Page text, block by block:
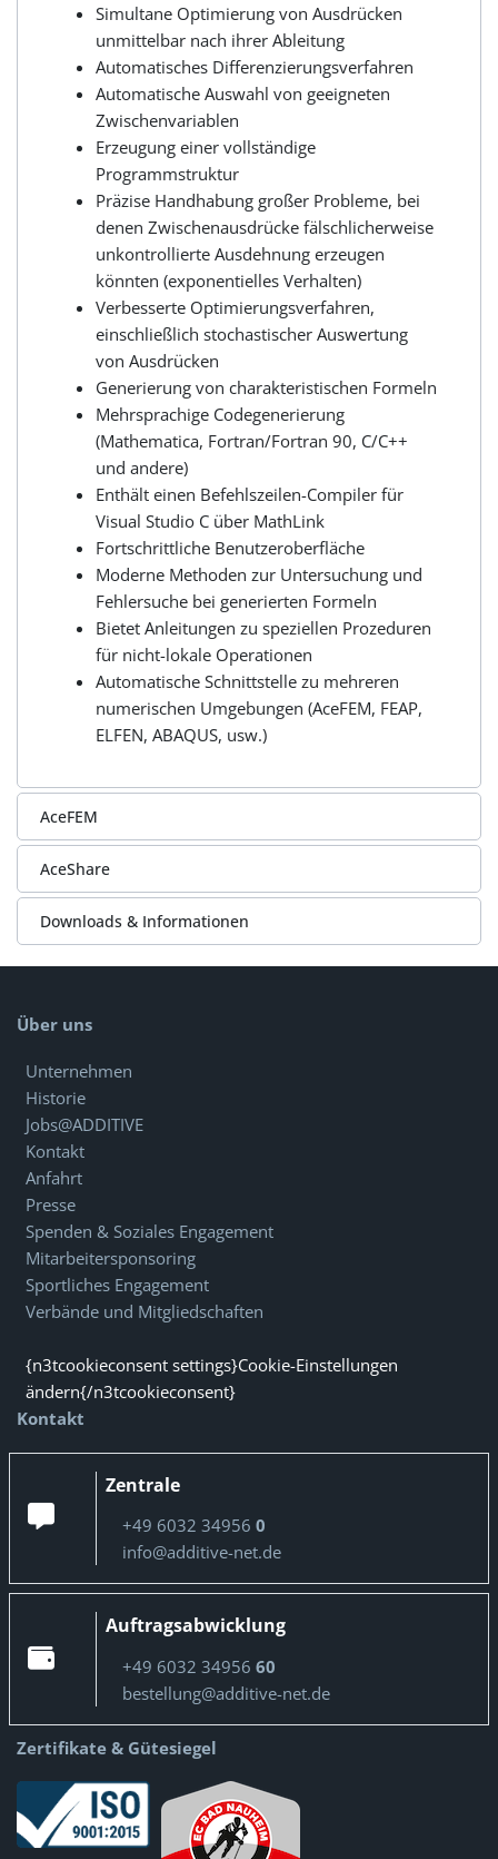
Simultane Optimierung von Ausdrücken
unmittelbar nach ihrer Ableitung
Automatisches Differenzierungsverfahren
Automatische Auswahl von geeigneten
Zwischenvariablen
Erzeugung einer vollständige
Programmstruktur
Präzise Handhabung großer Probleme, bei
denen Zwischenausdrücke fälschlicherweise
unkontrollierte Ausdehnung erzeugen
könnten (exponentielles Verhalten)
Verbesserte Optimierungsverfahren,
einschließlich stochastischer Auswertung
von Ausdrücken
Generierung von charakteristischen Formeln
Mehrsprachige Codegenerierung
(Mathematica, Fortran/Fortran 90, C/C++
und andere)
Enthält einen Befehlszeilen-Compiler für
Visual Studio C über MathLink
Fortschrittliche Benutzeroberfläche
Moderne Methoden zur Untersuchung und
Fehlersuche bei generierten Formeln
Bietet Anleitungen zu speziellen Prozeduren
für nicht-lokale Operationen
Automatische Schnittstelle zu mehreren
numerischen Umgebungen (AceFEM, FEAP,
ELFEN, ABAQUS, usw.)
AceFEM
AceShare
Downloads & Informationen
Über uns
Unternehmen
Historie
Jobs@ADDITIVE
Kontakt
Anfahrt
Presse
Spenden & Soziales Engagement
Mitarbeitersponsoring
Sportliches Engagement
Verbände und Mitgliedschaften
{n3tcookieconsent settings}Cookie-Einstellungen
ändern{/n3tcookieconsent}
Kontakt
Zentrale
+49 6032 34956 0
info@additive-net.de
Auftragsabwicklung
+49 6032 34956 60
bestellung@additive-net.de
Zertifikate & Gütesiegel